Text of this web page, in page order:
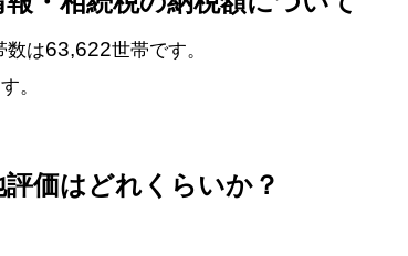
数は63,622世帯です。
。
価はどれくらいか？